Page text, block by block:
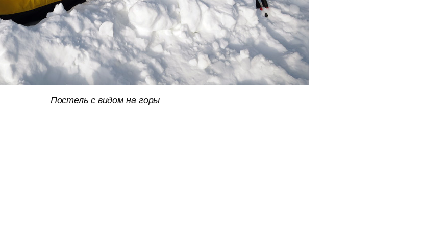
Постель с видом на горы